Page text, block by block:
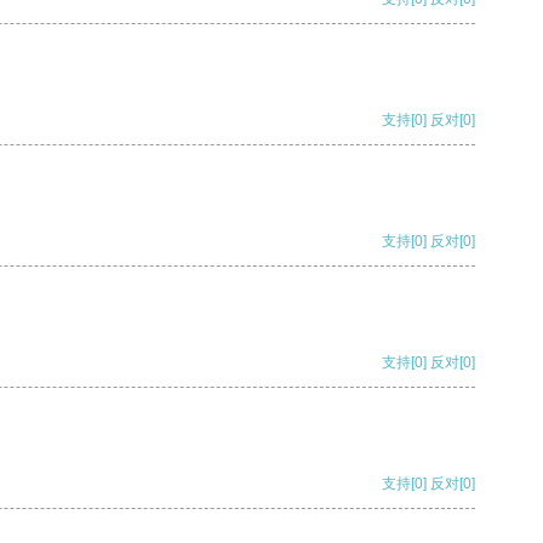
支持[0] 反对[0]
支持[0] 反对[0]
支持[0] 反对[0]
支持[0] 反对[0]